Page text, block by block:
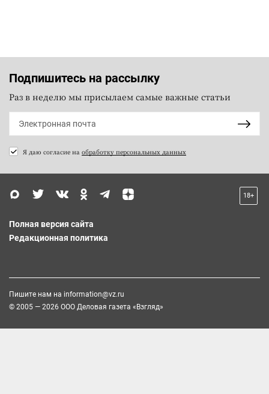
Подпишитесь на рассылку
Раз в неделю мы присылаем самые важные статьи
Я даю согласие на обработку персональных данных
18+
Полная версия сайта
Редакционная политика
Пишите нам на information@vz.ru
© 2005 — 2026 ООО Деловая газета «Взгляд»